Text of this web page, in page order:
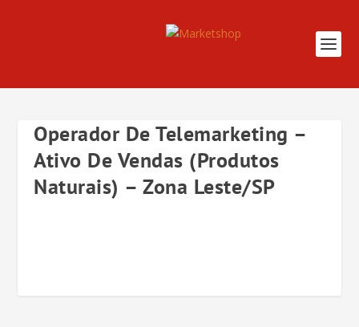
Operador De Telemarketing –
Ativo De Vendas (Produtos
Naturais) – Zona Leste/SP